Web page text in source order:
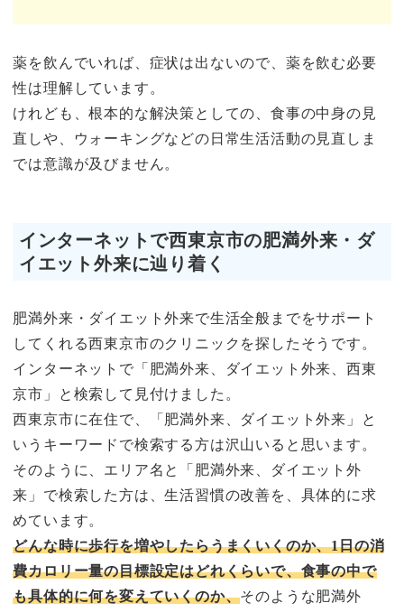
薬を飲んでいれば、症状は出ないので、薬を飲む必要
性は理解しています。
けれども、根本的な解決策としての、食事の中身の見
直しや、ウォーキングなどの日常生活活動の見直しま
では意識が及びません。
インターネットで西東京市の肥満外来・ダ
イエット外来に辿り着く
肥満外来・ダイエット外来で生活全般までをサポート
してくれる西東京市のクリニックを探したそうです。
インターネットで「肥満外来、ダイエット外来、西東
京市」と検索して見付けました。
西東京市に在住で、「肥満外来、ダイエット外来」と
いうキーワードで検索する方は沢山いると思います。
そのように、エリア名と「肥満外来、ダイエット外
来」で検索した方は、生活習慣の改善を、具体的に求
めています。
どんな時に歩行を増やしたらうまくいくのか、1日の消
費カロリー量の目標設定はどれくらいで、食事の中で
も具体的に何を変えていくのか、そのような肥満外